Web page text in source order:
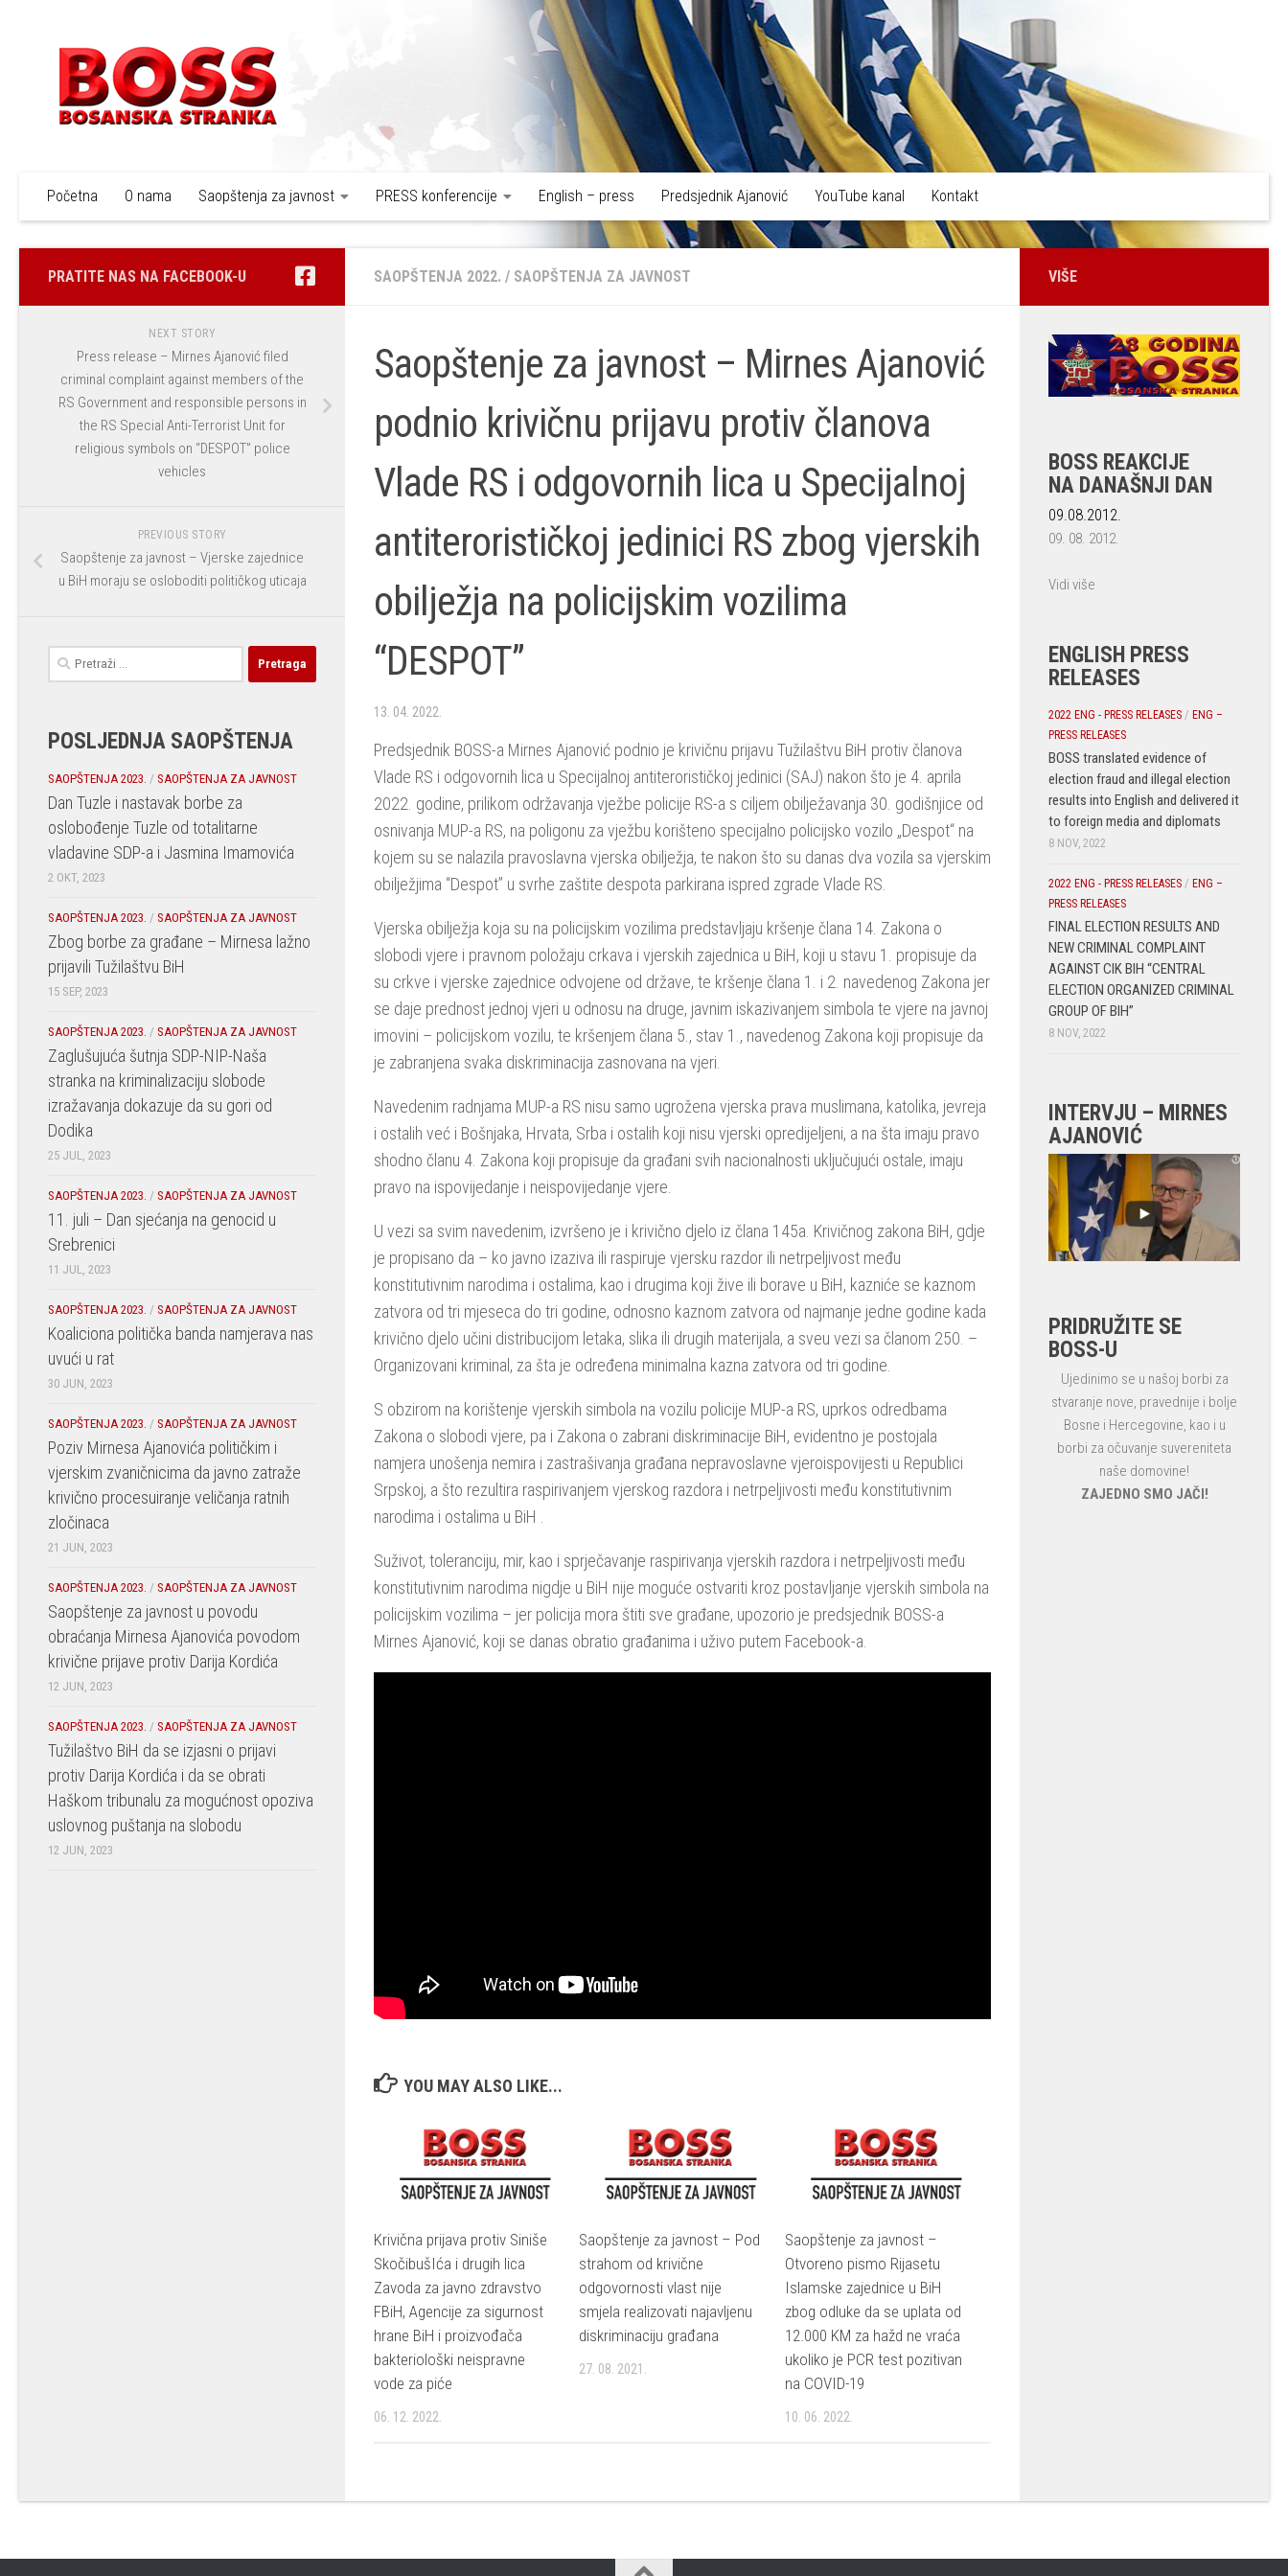
Početna O nama Saopštenja za javnost PRESS konferencije English – press Predsjednik Ajanović YouTube kanal Kontakt
SAOPŠTENJA 2022. / SAOPŠTENJA ZA JAVNOST
Saopštenje za javnost – Mirnes Ajanović
podnio krivičnu prijavu protiv članova
Vlade RS i odgovornih lica u Specijalnoj
antiterorističkoj jedinici RS zbog vjerskih
obilježja na policijskim vozilima
“DESPOT”
13. 04. 2022.
Predsjednik BOSS-a Mirnes Ajanović podnio je krivičnu prijavu Tužilaštvu BiH protiv članova
Vlade RS i odgovornih lica u Specijalnoj antiterorističkoj jedinici (SAJ) nakon što je 4. aprila
2022. godine, prilikom održavanja vježbe policije RS-a s ciljem obilježavanja 30. godišnjice od
osnivanja MUP-a RS, na poligonu za vježbu korišteno specijalno policijsko vozilo „Despot“ na
kojem su se nalazila pravoslavna vjerska obilježja, te nakon što su danas dva vozila sa vjerskim
obilježjima “Despot” u svrhe zaštite despota parkirana ispred zgrade Vlade RS.
Vjerska obilježja koja su na policijskim vozilima predstavljaju kršenje člana 14. Zakona o
slobodi vjere i pravnom položaju crkava i vjerskih zajednica u BiH, koji u stavu 1. propisuje da
su crkve i vjerske zajednice odvojene od države, te kršenje člana 1. i 2. navedenog Zakona jer
se daje prednost jednoj vjeri u odnosu na druge, javnim iskazivanjem simbola te vjere na javnoj
imovini – policijskom vozilu, te kršenjem člana 5., stav 1., navedenog Zakona koji propisuje da
je zabranjena svaka diskriminacija zasnovana na vjeri.
Navedenim radnjama MUP-a RS nisu samo ugrožena vjerska prava muslimana, katolika, jevreja
i ostalih već i Bošnjaka, Hrvata, Srba i ostalih koji nisu vjerski opredijeljeni, a na šta imaju pravo
shodno članu 4. Zakona koji propisuje da građani svih nacionalnosti uključujući ostale, imaju
pravo na ispovijedanje i neispovijedanje vjere.
U vezi sa svim navedenim, izvršeno je i krivično djelo iz člana 145a. Krivičnog zakona BiH, gdje
je propisano da – ko javno izaziva ili raspiruje vjersku razdor ili netrpeljivost među
konstitutivnim narodima i ostalima, kao i drugima koji žive ili borave u BiH, kazniće se kaznom
zatvora od tri mjeseca do tri godine, odnosno kaznom zatvora od najmanje jedne godine kada
krivično djelo učini distribucijom letaka, slika ili drugih materijala, a sveu vezi sa članom 250. –
Organizovani kriminal, za šta je određena minimalna kazna zatvora od tri godine.
S obzirom na korištenje vjerskih simbola na vozilu policije MUP-a RS, uprkos odredbama
Zakona o slobodi vjere, pa i Zakona o zabrani diskriminacije BiH, evidentno je postojala
namjera unošenja nemira i zastrašivanja građana nepravoslavne vjeroispovijesti u Republici
Srpskoj, a što rezultira raspirivanjem vjerskog razdora i netrpeljivosti među konstitutivnim
narodima i ostalima u BiH .
Suživot, toleranciju, mir, kao i sprječavanje raspirivanja vjerskih razdora i netrpeljivosti među
konstitutivnim narodima nigdje u BiH nije moguće ostvariti kroz postavljanje vjerskih simbola na
policijskim vozilima – jer policija mora štiti sve građane, upozorio je predsjednik BOSS-a
Mirnes Ajanović, koji se danas obratio građanima i uživo putem Facebook-a.
YOU MAY ALSO LIKE...
Krivična prijava protiv Siniše
SkočibušIća i drugih lica
Zavoda za javno zdravstvo
FBiH, Agencije za sigurnost
hrane BiH i proizvođača
bakteriološki neispravne
vode za piće
06. 12. 2022.
Saopštenje za javnost – Pod
strahom od krivične
odgovornosti vlast nije
smjela realizovati najavljenu
diskriminaciju građana
27. 08. 2021.
Saopštenje za javnost –
Otvoreno pismo Rijasetu
Islamske zajednice u BiH
zbog odluke da se uplata od
12.000 KM za hažd ne vraća
ukoliko je PCR test pozitivan
na COVID-19
10. 06. 2022.
PRATITE NAS NA FACEBOOK-U
NEXT STORY
Press release – Mirnes Ajanović filed
criminal complaint against members of the
RS Government and responsible persons in
the RS Special Anti-Terrorist Unit for
religious symbols on “DESPOT” police
vehicles
PREVIOUS STORY
Saopštenje za javnost – Vjerske zajednice
u BiH moraju se osloboditi političkog uticaja
Pretraga:
POSLJEDNJA SAOPŠTENJA
SAOPŠTENJA 2023. / SAOPŠTENJA ZA JAVNOST
Dan Tuzle i nastavak borbe za
oslobođenje Tuzle od totalitarne
vladavine SDP-a i Jasmina Imamovića
2 OKT, 2023
SAOPŠTENJA 2023. / SAOPŠTENJA ZA JAVNOST
Zbog borbe za građane – Mirnesa lažno
prijavili Tužilaštvu BiH
15 SEP, 2023
SAOPŠTENJA 2023. / SAOPŠTENJA ZA JAVNOST
Zaglušujuća šutnja SDP-NIP-Naša
stranka na kriminalizaciju slobode
izražavanja dokazuje da su gori od
Dodika
25 JUL, 2023
SAOPŠTENJA 2023. / SAOPŠTENJA ZA JAVNOST
11. juli – Dan sjećanja na genocid u
Srebrenici
11 JUL, 2023
SAOPŠTENJA 2023. / SAOPŠTENJA ZA JAVNOST
Koaliciona politička banda namjerava nas
uvući u rat
30 JUN, 2023
SAOPŠTENJA 2023. / SAOPŠTENJA ZA JAVNOST
Poziv Mirnesa Ajanovića političkim i
vjerskim zvaničnicima da javno zatraže
krivično procesuiranje veličanja ratnih
zločinaca
21 JUN, 2023
SAOPŠTENJA 2023. / SAOPŠTENJA ZA JAVNOST
Saopštenje za javnost u povodu
obraćanja Mirnesa Ajanovića povodom
krivične prijave protiv Darija Kordića
12 JUN, 2023
SAOPŠTENJA 2023. / SAOPŠTENJA ZA JAVNOST
Tužilaštvo BiH da se izjasni o prijavi
protiv Darija Kordića i da se obrati
Haškom tribunalu za mogućnost opoziva
uslovnog puštanja na slobodu
12 JUN, 2023
VIŠE
BOSS REAKCIJE
NA DANAŠNJI DAN
09.08.2012.
09. 08. 2012.
Vidi više
ENGLISH PRESS
RELEASES
2022 ENG - PRESS RELEASES / ENG –
PRESS RELEASES
BOSS translated evidence of
election fraud and illegal election
results into English and delivered it
to foreign media and diplomats
8 NOV, 2022
2022 ENG - PRESS RELEASES / ENG –
PRESS RELEASES
FINAL ELECTION RESULTS AND
NEW CRIMINAL COMPLAINT
AGAINST CIK BIH “CENTRAL
ELECTION ORGANIZED CRIMINAL
GROUP OF BIH”
8 NOV, 2022
INTERVJU – MIRNES
AJANOVIĆ
PRIDRUŽITE SE
BOSS-U
Ujedinimo se u našoj borbi za
stvaranje nove, pravednije i bolje
Bosne i Hercegovine, kao i u
borbi za očuvanje suvereniteta
naše domovine!
ZAJEDNO SMO JAČI!